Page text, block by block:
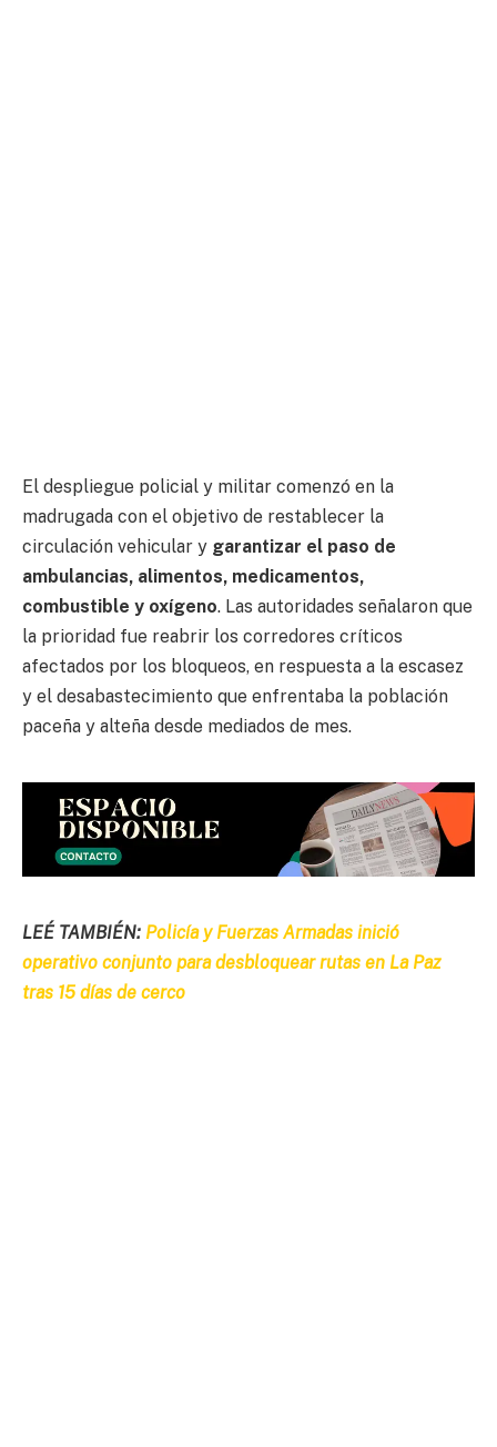
El despliegue policial y militar comenzó en la
madrugada con el objetivo de restablecer la
circulación vehicular y garantizar el paso de
ambulancias, alimentos, medicamentos,
combustible y oxígeno. Las autoridades señalaron que
la prioridad fue reabrir los corredores críticos
afectados por los bloqueos, en respuesta a la escasez
y el desabastecimiento que enfrentaba la población
paceña y alteña desde mediados de mes.
LEÉ TAMBIÉN: Policía y Fuerzas Armadas inició
operativo conjunto para desbloquear rutas en La Paz
tras 15 días de cerco